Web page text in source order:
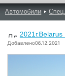
Автомобили
Добавлено06.12.2021